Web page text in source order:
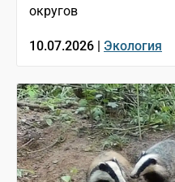
округов
10.07.2026 | Экология